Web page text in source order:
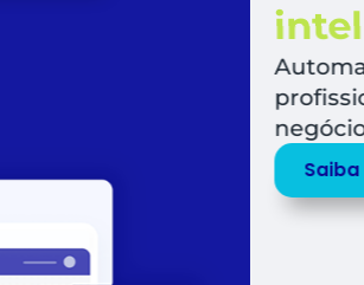
e sustentável
o fluxo de compras,
para o que mais agrega valor